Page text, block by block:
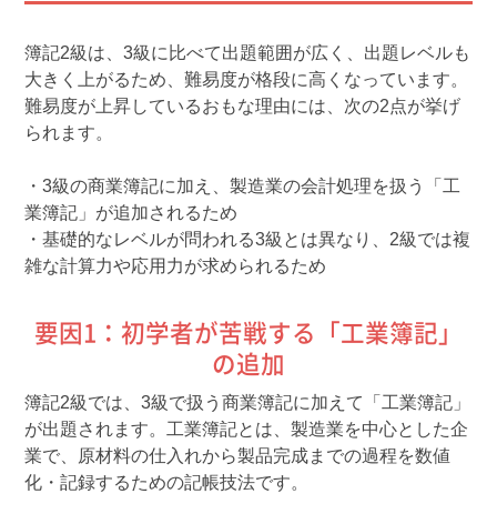
簿記2級は、3級に比べて出題範囲が広く、出題レベルも
大きく上がるため、難易度が格段に高くなっています。
難易度が上昇しているおもな理由には、次の2点が挙げ
られます。
・3級の商業簿記に加え、製造業の会計処理を扱う「工
業簿記」が追加されるため
・基礎的なレベルが問われる3級とは異なり、2級では複
雑な計算力や応用力が求められるため
要因1：初学者が苦戦する「工業簿記」
の追加
簿記2級では、3級で扱う商業簿記に加えて「工業簿記」
が出題されます。工業簿記とは、製造業を中心とした企
業で、原材料の仕入れから製品完成までの過程を数値
化・記録するための記帳技法です。